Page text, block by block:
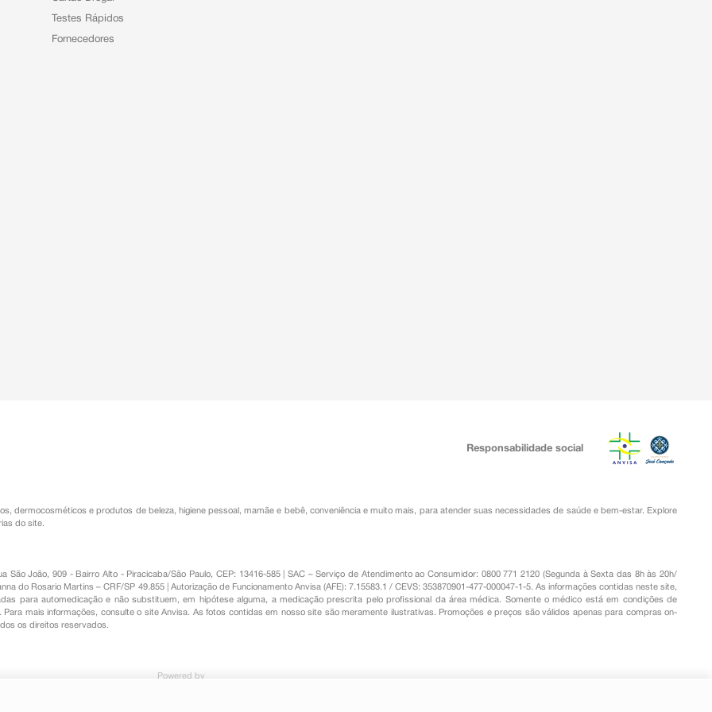
Testes Rápidos
Fornecedores
Responsabilidade social
,dermocosméticos e produtos de beleza, higiene pessoal ,mamãe e bebê, conveniênciae muito mais, para atender suas necessidades de saúde e bem-estar. Explore
do site.
São João, 909 - Bairro Alto - Piracicaba/São Paulo, CEP: 13416-585 | SAC – Serviço de Atendimento ao Consumidor: 0800 771 2120 (Segunda à Sexta das 8h às 20h/
do Rosario Martins – CRF/SP 49.855 | Autorização de Funcionamento Anvisa (AFE): 7.15583.1 / CEVS: 353870901-477-000047-1-5. As informações contidas neste site,
para automedicação e não substituem, em hipótese alguma, a medicação prescrita pelo profissional da área médica. Somente o médico está em condições de
mais informações, consulte o site Anvisa. As fotos contidas em nosso site são meramente ilustrativas. Promoções e preços são válidos apenas para compras on-
os direitos reservados.
Powered by